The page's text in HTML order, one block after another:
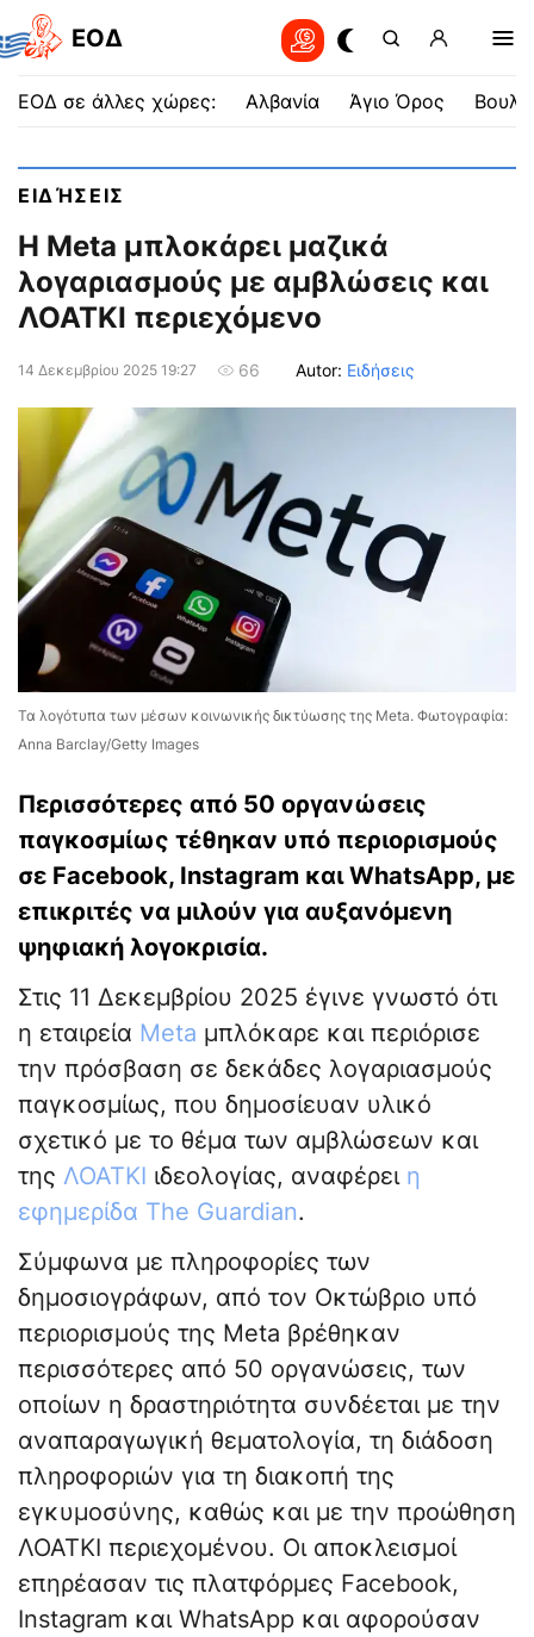
EOΔ
ΕΟΔ σε άλλες χώρες: Αλβανία Άγιο Όρος
ΕΙΔΉΣΕΙΣ
Η Meta μπλοκάρει μαζικά
λογαριασμούς με αμβλώσεις και
ΛΟΑΤΚΙ περιεχόμενο
14 Δεκεμβρίου 2025 19:27 66 Autor: Ειδήσεις
Τα λογότυπα των μέσων κοινωνικής δικτύωσης της Meta. Φωτογραφία:
Anna Barclay/Getty Images
Περισσότερες από 50 οργανώσεις
παγκοσμίως τέθηκαν υπό περιορισμούς
σε Facebook, Instagram και WhatsApp, με
επικριτές να μιλούν για αυξανόμενη
ψηφιακή λογοκρισία.
Στις 11 Δεκεμβρίου 2025 έγινε γνωστό ότι
η εταιρεία Meta μπλόκαρε και περιόρισε
την πρόσβαση σε δεκάδες λογαριασμούς
παγκοσμίως, που δημοσίευαν υλικό
σχετικό με το θέμα των αμβλώσεων και
της ΛΟΑΤΚΙ ιδεολογίας, αναφέρει η
εφημερίδα The Guardian.
Σύμφωνα με πληροφορίες των
δημοσιογράφων, από τον Οκτώβριο υπό
περιορισμούς της Meta βρέθηκαν
περισσότερες από 50 οργανώσεις, των
οποίων η δραστηριότητα συνδέεται με την
αναπαραγωγική θεματολογία, τη διάδοση
πληροφοριών για τη διακοπή της
εγκυμοσύνης, καθώς και με την προώθηση
ΛΟΑΤΚΙ περιεχομένου. Οι αποκλεισμοί
επηρέασαν τις πλατφόρμες Facebook,
Instagram και WhatsApp και αφορούσαν